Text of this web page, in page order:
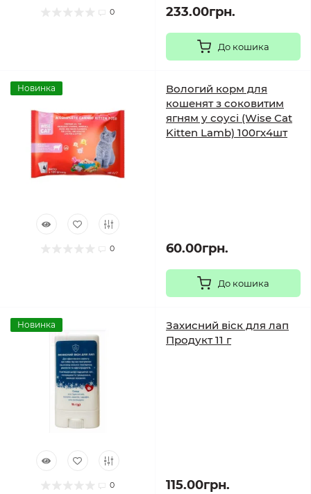
0 233.00грн.
До кошика
Новинка
0
Вологий корм для
кошенят з соковитим
ягням у соусі (Wise Cat
Kitten Lamb) 100гх4шт
60.00грн.
До кошика
Новинка
0
Захисний віск для лап
Продукт 11 г
115.00грн.